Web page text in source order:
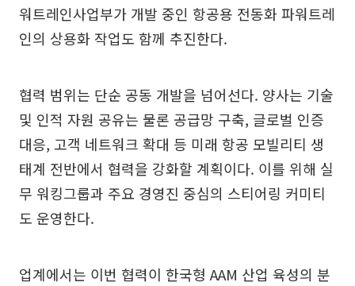
워트레인사업부가 개발 중인 항공용 전동화 파워트레
인의 상용화 작업도 함께 추진한다.
협력 범위는 단순 공동 개발을 넘어선다. 양사는 기술
및 인적 자원 공유는 물론 공급망 구축, 글로벌 인증
대응, 고객 네트워크 확대 등 미래 항공 모빌리티 생
태계 전반에서 협력을 강화할 계획이다. 이를 위해 실
무 워킹그룹과 주요 경영진 중심의 스티어링 커미티
도 운영한다.
업계에서는 이번 협력이 한국형 AAM 산업 육성의 분